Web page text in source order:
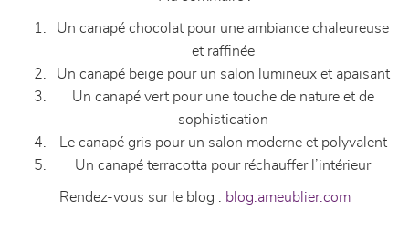
Un canapé chocolat pour une ambiance chaleureuse
et raffinée
Un canapé beige pour un salon lumineux et apaisant
Un canapé vert pour une touche de nature et de
sophistication
Le canapé gris pour un salon moderne et polyvalent
Un canapé terracotta pour réchauffer l’intérieur
Rendez-vous sur le blog : blog.ameublier.com